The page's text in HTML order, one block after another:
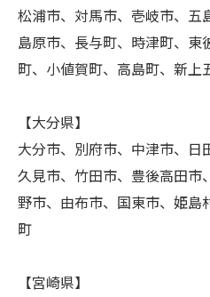
松浦市、対馬市、壱岐市、五
島原市、長与町、時津町、東
町、小値賀町、高島町、新上
【大分県】
大分市、別府市、中津市、
久見市、竹田市、豊後高田市
野市、由布市、国東市、姫島
町
【宮崎県】